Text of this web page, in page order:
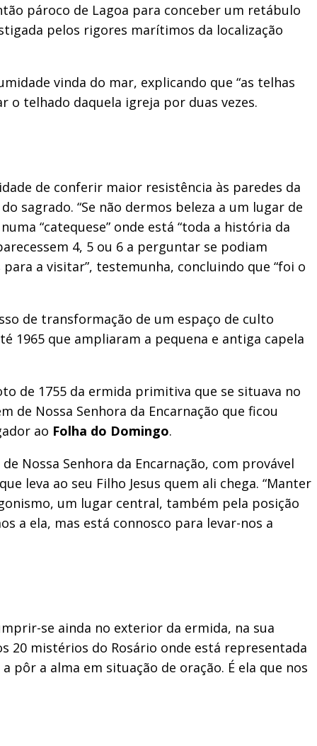
pároco de Lagoa para conceber um retábulo
pelos rigores marítimos da localização
vinda do mar, explicando que “as telhas
o telhado daquela igreja por duas vezes.
de conferir maior resistência às paredes da
sagrado. “Se não dermos beleza a um lugar de
“catequese” onde está “toda a história da
4, 5 ou 6 a perguntar se podiam
a visitar”, testemunha, concluindo que “foi o
de transformação de um espaço de culto
1965 que ampliaram a pequena e antiga capela
de 1755 da ermida primitiva que se situava no
de Nossa Senhora da Encarnação que ficou
ao Folha do Domingo.
Nossa Senhora da Encarnação, com provável
leva ao seu Filho Jesus quem ali chega. “Manter
um lugar central, também pela posição
a ela, mas está connosco para levar-nos a
se ainda no exterior da ermida, na sua
mistérios do Rosário onde está representada
pôr a alma em situação de oração. É ela que nos